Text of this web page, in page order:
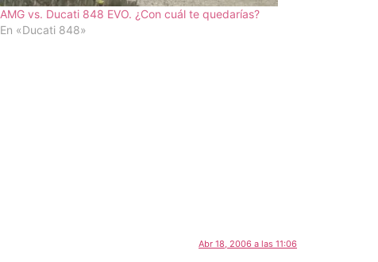
AMG vs. Ducati 848 EVO. ¿Con cuál te quedarías?
En «Ducati 848»
Abr 18, 2006 a las 11:06